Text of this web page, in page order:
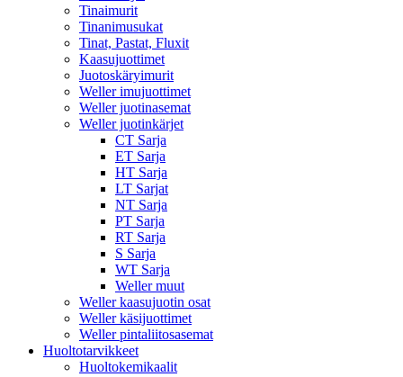
Tinaimurit
Tinanimusukat
Tinat, Pastat, Fluxit
Kaasujuottimet
Juotoskäryimurit
Weller imujuottimet
Weller juotinasemat
Weller juotinkärjet
CT Sarja
ET Sarja
HT Sarja
LT Sarjat
NT Sarja
PT Sarja
RT Sarja
S Sarja
WT Sarja
Weller muut
Weller kaasujuotin osat
Weller käsijuottimet
Weller pintaliitosasemat
Huoltotarvikkeet
Huoltokemikaalit